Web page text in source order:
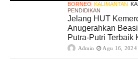
BORNEO KALIMANTAN
PENDIDIKAN
Jelang HUT
Anugerahkan
Putra-Putri Terbaik
Admin Agu 16, 2024